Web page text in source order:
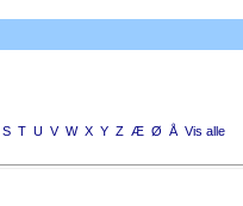
S T U V W X Y Z Æ Ø Å Vis alle